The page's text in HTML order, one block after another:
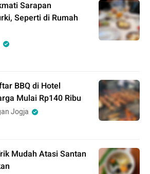
Sarapan
Seperti di Rumah
BBQ di Hotel
Mulai Rp140 Ribu
Jogja
Mudah Atasi Santan